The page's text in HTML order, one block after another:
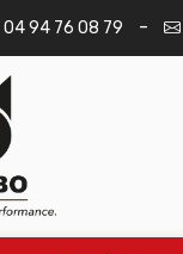
04 94 76 08 79 -